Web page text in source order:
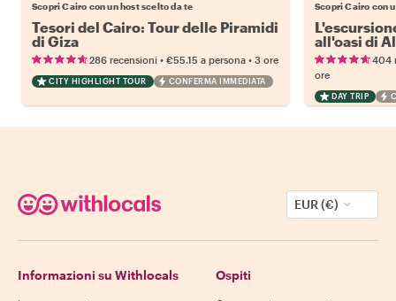
Scopri Cairo con un host scelto da te
Tesori del Cairo: Tour delle Piramidi
di Giza
286 recensioni • €55.15 a persona • 3 ore
CITY HIGHLIGHT TOUR CONFERMA IMMEDIATA
Scopri Cairo con
all'oasi di
404
ore
DAY TRIP
EUR (€)
Informazioni su Withlocals Ospiti